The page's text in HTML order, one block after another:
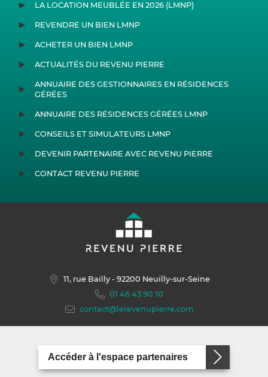
LA LOCATION MEUBLÉE EN 2026 (LMNP)
REVENDRE UN BIEN LMNP
ACHETER UN BIEN LMNP
ACTUALITÉS DU REVENU PIERRE
ANNUAIRE DES GESTIONNAIRES EN RÉSIDENCES
GÉRÉES
ANNUAIRE DES RÉSIDENCES GÉRÉES LMNP
CONSEILS ET SIMULATEURS LMNP
DEVENIR PARTENAIRE AVEC REVENU PIERRE
CONTACT REVENU PIERRE
11, rue Bailly- 92200 Neuilly-sur-Seine
01 46 43 90 10
contact@lerevenupierre.com
Accéder à l'espace partenaires